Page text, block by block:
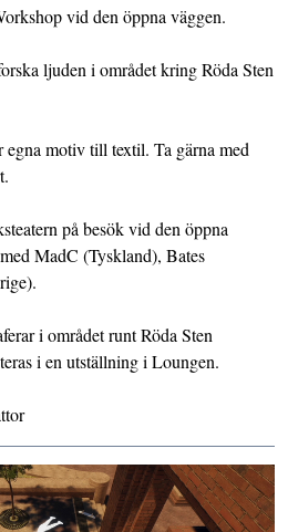
vid den öppna väggen.
ljuden i området kring Röda Sten
motiv till textil. Ta gärna med
på besök vid den öppna
MadC (Tyskland), Bates
i området runt Röda Sten
i en utställning i Loungen.